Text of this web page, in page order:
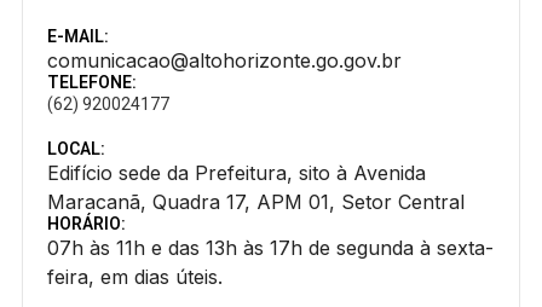
E-MAIL:
comunicacao@altohorizonte.go.gov.br
TELEFONE:
(62) 920024177
LOCAL:
Edifício sede da Prefeitura, sito à Avenida
Maracanã, Quadra 17, APM 01, Setor Central
HORÁRIO:
07h às 11h e das 13h às 17h de segunda à sexta-
feira, em dias úteis.